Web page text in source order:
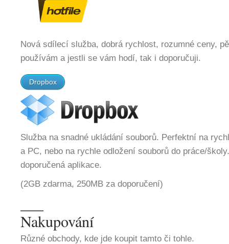
Nová sdílecí služba, dobrá rychlost, rozumné ceny,
používám a jestli se vám hodí, tak i doporučuji.
Dropbox
Služba na snadné ukládání souborů. Perfektní na
a PC, nebo na rychle odložení souborů do práce/
doporučená aplikace.
(2GB zdarma, 250MB za doporučení)
Nakupování
Různé obchody, kde jde koupit tamto či tohle.